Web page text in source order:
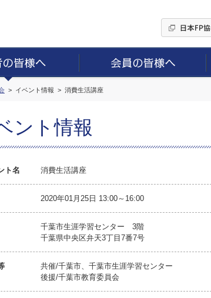
イベント情報 消費生活講座
ント情報
ト名 消費生活講座
2020年01月25日 13:00～16:00
千葉市生涯学習センター 3階
千葉県中央区弁天3丁目7番7号
共催/千葉市、千葉市生涯学習センター
後援/千葉市教育委員会